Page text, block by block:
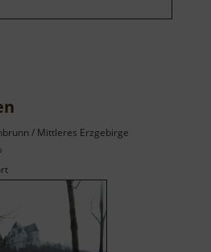
/ Mittleres Erzgebirge